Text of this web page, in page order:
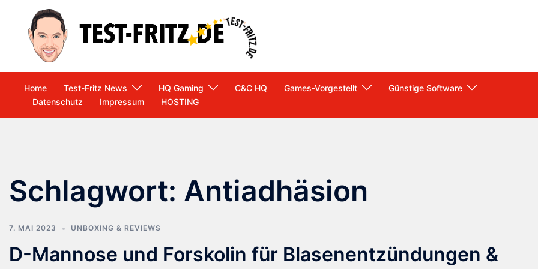
springen
Home Test-Fritz News HQ Gaming C&C HQ Games-Vorgestellt
Günstige Software
Datenschutz
Impressum HOSTING
Schlagwort: Antiadhäsion
7. MAI 2023 UNBOXING & REVIEWS
D-Mannose und Forskolin für Blasenentzündungen &